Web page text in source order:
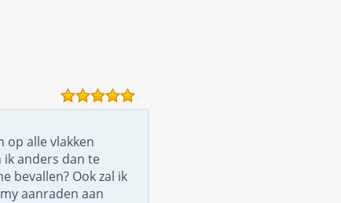
op alle vlakken
anders dan te
bevallen? Ook zal ik
aanraden aan